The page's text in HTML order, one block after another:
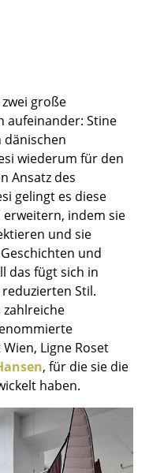
große
aufeinander: Stine
dänischen
wiederum für den
Ansatz des
gelingt es diese
indem sie
und sie
und
das fügt sich in
Stil.
Ligne Roset
, für die sie die
haben.